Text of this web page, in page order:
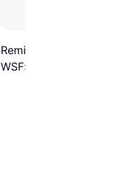
Remington Smooth & Silky
WSF5060